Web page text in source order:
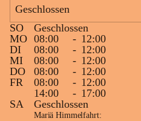
Geschlossen
SO
Geschlossen
MO 08:00 - 12:00
DI
08:00 - 12:00
MI
08:00 - 12:00
DO
08:00 - 12:00
FR
08:00 - 12:00
14:00
- 17:00
SA
Geschlossen
Mariä Himmelfahrt: